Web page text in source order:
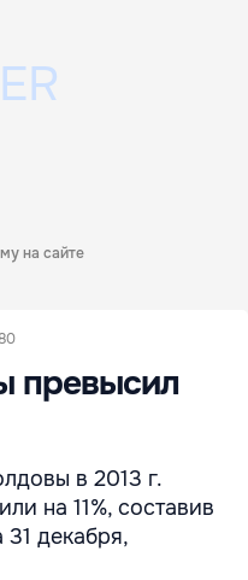
на сайте
превысил
в 2013 г.
на 11%, составив
декабря,